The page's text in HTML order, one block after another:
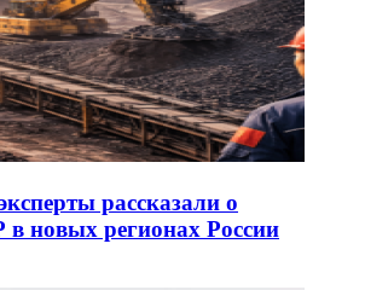
рассказали о
новых регионах России